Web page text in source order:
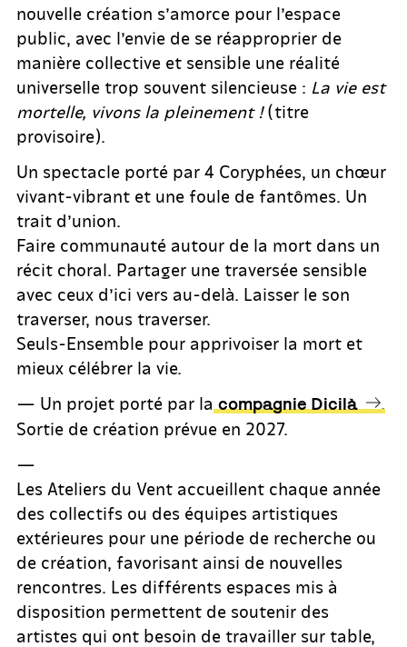
nouvelle création s’amorce pour l’espace
public, avec l’envie de se réapproprier de
manière collective et sensible une réalité
universelle trop souvent silencieuse : La vie est
mortelle, vivons la pleinement !(titre
provisoire).
Un spectacle porté par 4 Coryphées, un chœur
vivant-vibrant et une foule de fantômes. Un
trait d’union.
Faire communauté autour de la mort dans un
récit choral. Partager une traversée sensible
avec ceux d’ici vers au-delà. Laisser le son
traverser, nous traverser.
Seuls-Ensemble pour apprivoiser la mort et
mieux célébrer la vie.
— Un projet porté par la compagnie Dicilà
Sortie de création prévue en 2027.
—
Les Ateliers du Vent accueillent chaque année
des collectifs ou des équipes artistiques
extérieures pour une période de recherche ou
de création, favorisant ainsi de nouvelles
rencontres. Les différents espaces mis à
disposition permettent de soutenir des
artistes qui ont besoin de travailler sur table,